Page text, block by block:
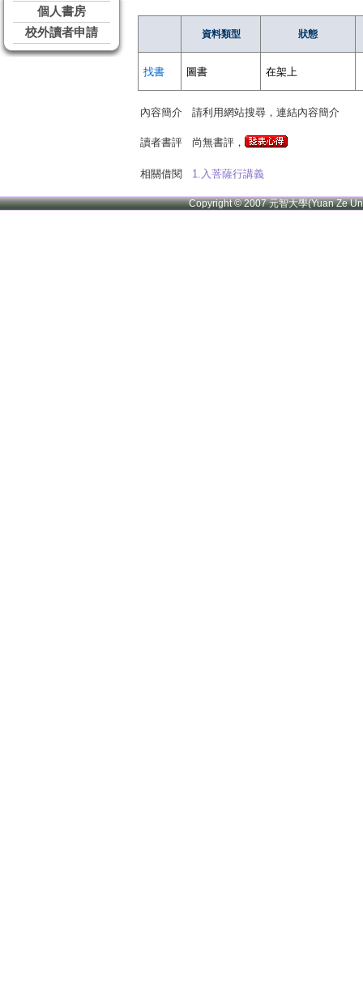
個人書房
校外讀者申請
資料類型 狀態
找書 圖書 在架上
內容簡介 請利用網站搜尋，連結內容簡介
讀者書評 尚無書評，
相關借閱 1.入菩薩行講義
Copyright © 2007 元智大學(Yuan Ze